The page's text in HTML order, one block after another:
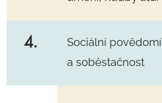
4.
Sociální povědomí
a soběstačnost